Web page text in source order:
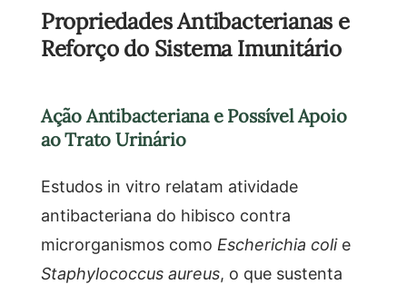
Propriedades Antibacterianas e
Reforço do Sistema Imunitário
Ação Antibacteriana e Possível Apoio
ao Trato Urinário
Estudos in vitro relatam atividade
antibacteriana do hibisco contra
microrganismos como Escherichia colie
Staphylococcus aureus, o que sustenta